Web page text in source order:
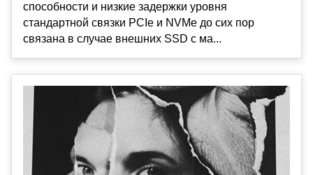
способности и низкие задержки уровня
стандартной связки PCIe и NVMe до сих пор
связана в случае внешних SSD с ма...